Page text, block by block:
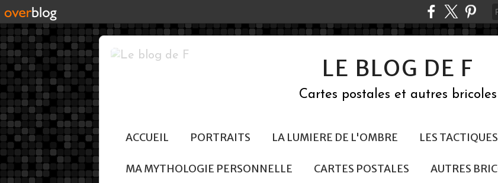
LE BLOG DE F
Cartes postales et autres bricoles
ACCUEIL PORTRAITS LA LUMIERE DE L'OMBRE LES
MA MYTHOLOGIE PERSONNELLE CARTES POSTALES AUTRES